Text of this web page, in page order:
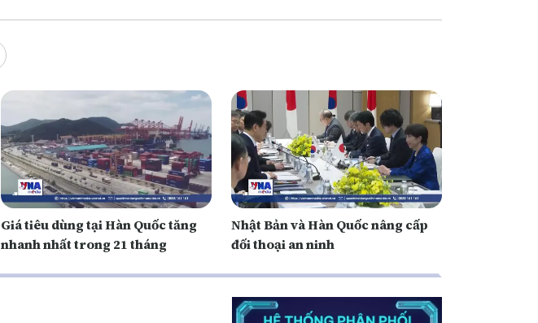
Giá tiêu dùng tại Hàn Quốc tăng
nhanh nhất trong 21 tháng
Nhật Bản và Hàn Quốc nâng cấp
đối thoại an ninh